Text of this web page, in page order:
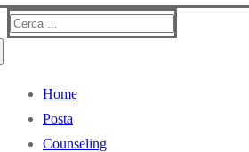
Cerca:
Home
Posta
Counseling